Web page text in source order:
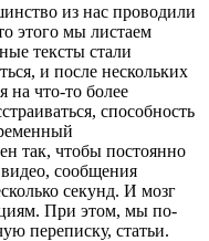
из нас проводили
этого мы листаем
тексты стали
и после нескольких
на что-то более
способность
так, чтобы постоянно
сообщения
секунд. И мозг
При этом, мы по-
переписку, статьи.